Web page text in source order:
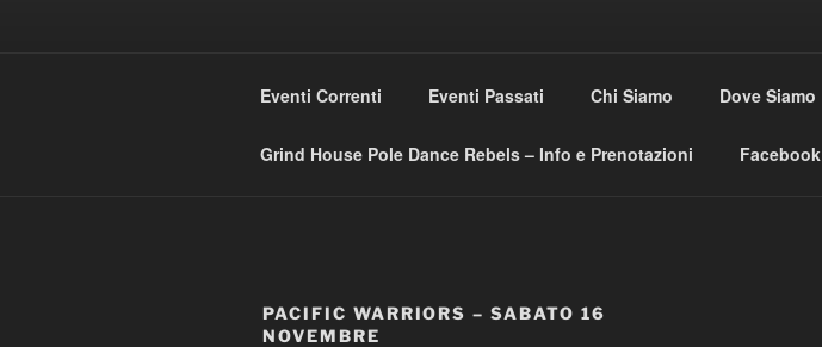
GRIND HOUSE CLUB
Eventi Correnti Eventi Passati Chi Siamo Dove Siamo
Grind House Pole Dance Rebels – Info e Prenotazioni Facebook
PACIFIC WARRIORS – SABATO 16
NOVEMBRE